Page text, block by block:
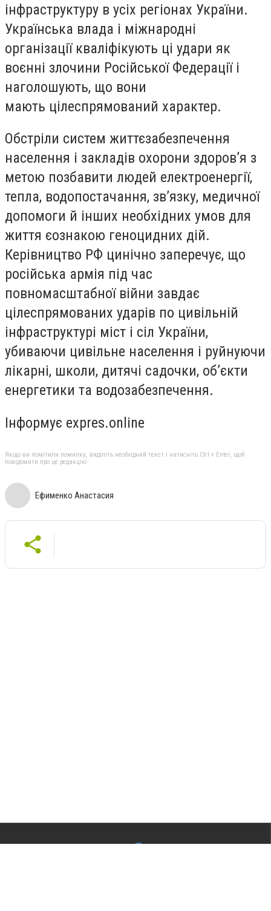
інфраструктуру в усіх регіонах України.
Українська влада і міжнародні
організації кваліфікують ці удари як
воєнні злочини Російської Федерації і
наголошують, що вони
мають цілеспрямований характер.
Обстріли систем життєзабезпечення
населення і закладів охорони здоров’я з
метою позбавити людей електроенергії,
тепла, водопостачання, зв’язку, медичної
допомоги й інших необхідних умов для
життя єознакою геноцидних дій.
Керівництво РФ цинічно заперечує, що
російська армія під час
повномасштабної війни завдає
цілеспрямованих ударів по цивільній
інфраструктурі міст і сіл України,
убиваючи цивільне населення і руйнуючи
лікарні, школи, дитячі садочки, об’єкти
енергетики та водозабезпечення.
Інформує expres.online
Якщо ви помітили помилку, виділіть необхідний текст і натисніть Ctrl + Enter, щоб
повідомити про це редакцію
Ефименко Анастасия